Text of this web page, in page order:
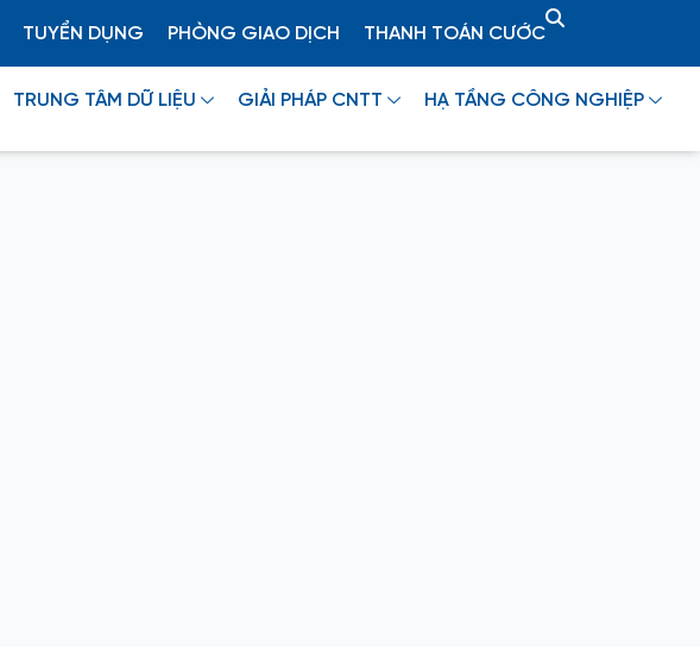
TUYỂN DỤNG PHÒNG GIAO DỊCH THANH TOÁN CƯỚC
TRUNG TÂM DỮ LIỆU GIẢI PHÁP CNTT HẠ TẦNG CÔNG NGHIỆP